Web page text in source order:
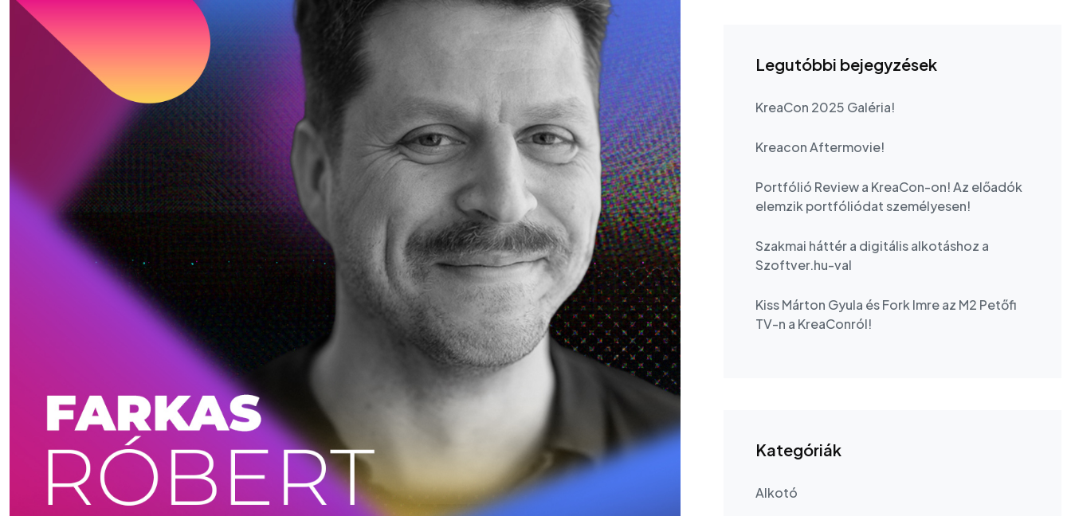
Legutóbbi bejegyzések
KreaCon 2025 Galéria!
Kreacon Aftermovie!
Portfólió Review a KreaCon-on! Az előadók
elemzik portfóliódat személyesen!
Szakmai háttér a digitális alkotáshoz a
Szoftver.hu-val
Kiss Márton Gyula és Fork Imre az M2 Petőfi
TV-n a KreaConról!
Kategóriák
Alkotó